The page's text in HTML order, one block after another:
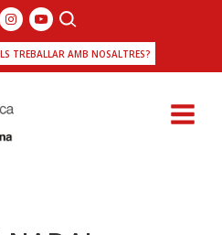
TREBALLAR AMB NOSALTRES?